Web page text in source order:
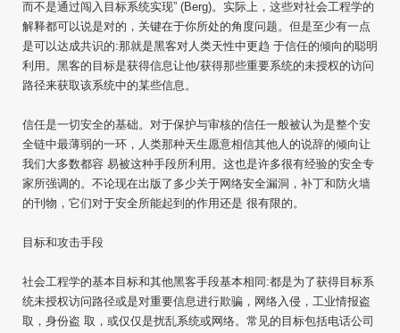
而不是通过闯入目标系统实现” (Berg)。实际上，这些对社会工程学的
解释都可以说是对的，关键在于你所处的角度问题。但是至少有一点
是可以达成共识的:那就是黑客对人类天性中更趋 于信任的倾向的聪明
利用。黑客的目标是获得信息让他/获得那些重要系统的未授权的访问
路径来获取该系统中的某些信息。
信任是一切安全的基础。对于保护与审核的信任一般被认为是整个安
全链中最薄弱的一环，人类那种天生愿意相信其他人的说辞的倾向让
我们大多数都容 易被这种手段所利用。这也是许多很有经验的安全专
家所强调的。不论现在出版了多少关于网络安全漏洞，补丁和防火墙
的刊物，它们对于安全所能起到的作用还是 很有限的。
目标和攻击手段
社会工程学的基本目标和其他黑客手段基本相同:都是为了获得目标系
统未授权访问路径或是对重要信息进行欺骗，网络入侵，工业情报盗
取，身份盗 取，或仅仅是扰乱系统或网络。常见的目标包括电话公司